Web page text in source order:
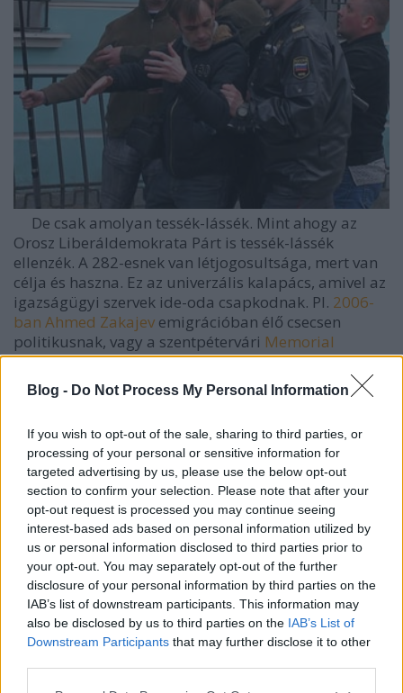
Blog - Do Not Process My Personal Information
If you wish to opt-out of the sale, sharing to third parties, or
processing of your personal or sensitive information for
targeted advertising by us, please use the below opt-out
section to confirm your selection. Please note that after your
opt-out request is processed you may continue seeing
interest-based ads based on personal information utilized by
us or personal information disclosed to third parties prior to
your opt-out. You may separately opt-out of the further
disclosure of your personal information by third parties on the
IAB’s list of downstream participants. This information may
also be disclosed by us to third parties on the IAB’s List of
Downstream Participants that may further disclose it to other
De csak amolyan tessék-lássék. Mint ahogy az
Orosz Liberáldemokrata Párt is tessék-lássék
ellenzék. A 282-esnek van létjogosultsága, mert van
célja és haszna. Ez az univerzális kalapács, amivel az
igazságügyi szervek ide-oda csapkodnak. Pl. 2006-
ban Ahmed Zakajev emigrációban élő csecsen
politikusnak, vagy a szentpétervári Memorial
jogvédő központnaka tavaly decemberi
házkutatással, nem is beszélve az első elítélt orosz
bloggerről (EN,RU). Ő mondjuk igazán meg is
rendőrséget gyanúsítgatta, hogy felhasználják őket
a választásokban.
Tehát a kormány keményen a helyén tartja a
jogszabályt, a demokrácia kritikus hangjával pedig
kicsit megugattatja, hogy ellenzékibb legyen az
ellenzék, és ezzel egyidőben - lévén Zsirinovszkij úr
mindenek felett Putyin párti - látszódjék az önkritika.
De túl komolyan azért ne vegyük Zsirinovszkij úr
beadványát. Főleg annak tudatában ne, hogy eddig
16 év alatt csak egy törvénytervezete jutott át a
Dumán, és az is – eddig – csak első olvasatban.